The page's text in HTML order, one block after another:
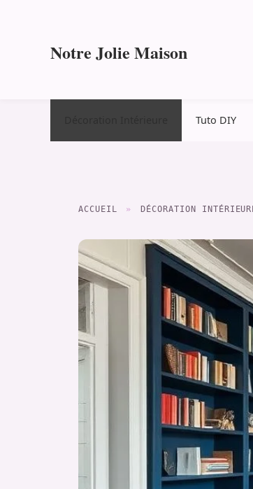
Notre Jolie Maison
Tuto DIY
ACCUEIL » DÉCORATION